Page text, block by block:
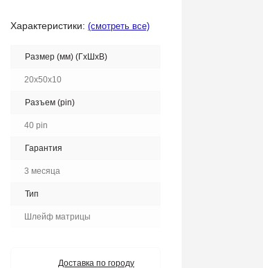
Характеристики: (смотреть все)
Размер (мм) (ГхШхВ)
20x50x10
Разъем (pin)
40 pin
Гарантия
3 месяца
Тип
Шлейф матрицы
Доставка по городу